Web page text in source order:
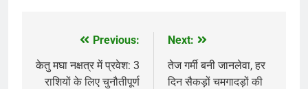
navigation
Previous:
केतु मघा नक्षत्र में प्रवेश: 3
राशियों के लिए चुनौतीपूर्ण
Next:
तेज गर्मी बनी जानलेवा, हर
दिन सैकड़ों चमगादड़ों की